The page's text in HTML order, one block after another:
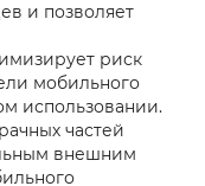
и позволяет
риск
мобильного
использовании.
частей
внешним